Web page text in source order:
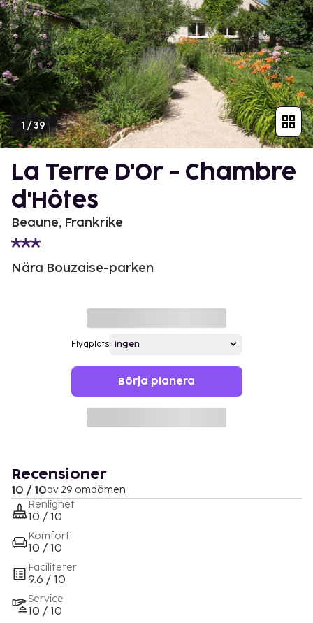
1 /39
La Terre D'Or - Chambre
d'Hôtes
Beaune, Frankrike
Nära Bouzaise-parken
Flygplats
Börja planera
Recensioner
10 / 10av 29 omdömen
Renlighet
10 / 10
Komfort
10 / 10
Faciliteter
9.6 / 10
Service
10 / 10